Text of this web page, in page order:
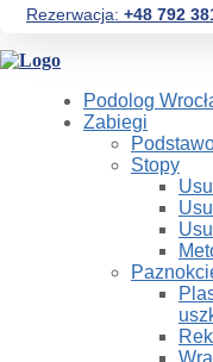
Rezerwacja: +48 792
Podolog
Zabiegi
Stopy